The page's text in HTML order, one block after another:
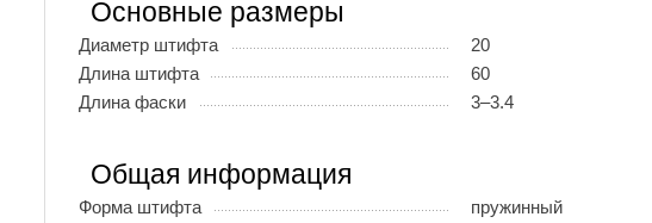
Основные размеры
Диаметр штифта
20
Длина штифта
60
Длина фаски
3–3.4
Общая информация
Форма штифта
пружинный